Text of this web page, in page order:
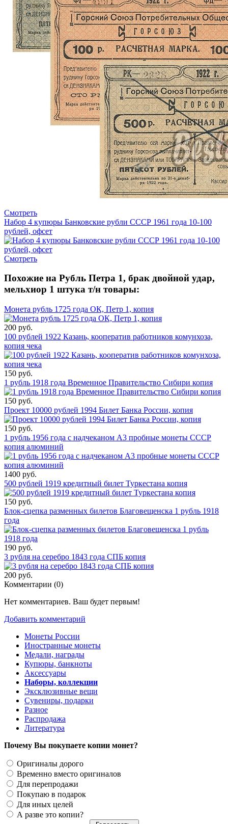
Смотреть
Набор 4 купюры Банковские рубли СССР 1961 года 10-100
рублей, офсет
Смотреть
Похожие на Рубль Петра 1, брак двойной удар,
мельхиор 1 штука т/н товары:
Монета рубль 1725 года ОК, Петр 1, копия
200 руб.
100 рублей 1922 Казань, кооператив работников комунхоза,
копия чека
150 руб.
1 рубль 1918 года Временное Правительство Сибири копия
150 руб.
Проект 10000 рублей 1994 Билет Банка России, копия
150 руб.
1 рубль 1956 года с надчеканом А3 пробные монеты СССР
копия алюминий
1400 руб.
500 рублей 1919 кредитный билет Туркестана копия
150 руб.
Блок-сцепка разменных билетов Благовещенска 1 рубль 1918
года
190 руб.
3 рубля на серебро 1843 года СПБ копия
200 руб.
Комментарии (0)
Нет комментариев. Ваш будет первым!
Добавить комментарий
Монеты России
Иностранные монеты
Медали, награды
Купюры, банкноты
Аксессуары
Наборы, коллекции
Эксклюзивные вещи
Сувениры, подарки
Разное
Распродажа
Литература
Почему Вы покупаете копии монет?
Оригиналы дорого
Временно вместо оригиналов
Для перепродажи
Покупаю в подарок
Для иных целей
А разве это копии?